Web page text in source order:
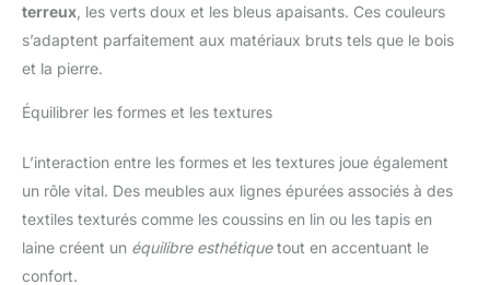
terreux , les verts doux et les bleus apaisants. Ces couleurs
s’adaptent parfaitement aux matériaux bruts tels que le bois
et la pierre.
Équilibrer les formes et les textures
L’interaction entre les formes et les textures joue également
un rôle vital. Des meubles aux lignes épurées associés à des
textiles texturés comme les coussins en lin ou les tapis en
laine créent un équilibre esthétiquetout en accentuant le
confort.